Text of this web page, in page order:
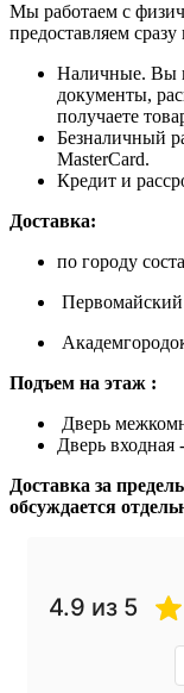
Мы работаем с
предоставляем
Наличные. Вы
документы,
получаете
Безналичный
MasterCard.
Кредит и
Доставка:
по городу
Подъем на этаж :
Дверь
Дверь входная
Доставка за
обсуждается
4.9 из 5